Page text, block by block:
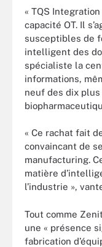
« TQS
capacité OT. Il
susceptibles de
intelligent des
spécialiste la
informations,
neuf des dix
« Ce rachat fait
convaincant de
manufacturing.
matière
l’industrie »,
Tout comme
une « présence
fabrication